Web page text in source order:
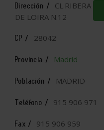
Dirección /
CL.RIBERA
DE LOIRA N.12
CP / 28042
Provincia / Madrid
Población / MADRID
Teléfono / 915 906 971
Fax / 915 906 959